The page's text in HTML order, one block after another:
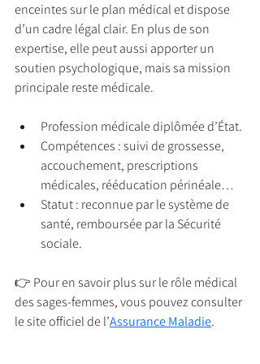
enceintes sur le plan médical et dispose
d’un cadre légal clair. En plus de son
expertise, elle peut aussi apporter un
soutien psychologique, mais sa mission
principale reste médicale.
Profession médicale diplômée d’État.
Compétences : suivi de grossesse,
accouchement, prescriptions
médicales, rééducation périnéale…
Statut : reconnue par le système de
santé, remboursée par la Sécurité
sociale.
👉 Pour en savoir plus sur le rôle médical
des sages-femmes, vous pouvez consulter
le site officiel de l’Assurance Maladie.